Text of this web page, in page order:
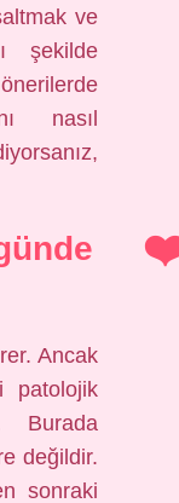
ve
şekilde
nasıl
Ancak
patolojik
Burada
değildir.
sonraki